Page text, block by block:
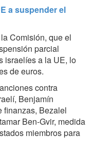
a suspender el
Comisión, que el
parcial
israelíes a la UE, lo
de euros.
contra
Benjamín
finanzas, Bezalel
Ben-Gvir, medida
miembros para